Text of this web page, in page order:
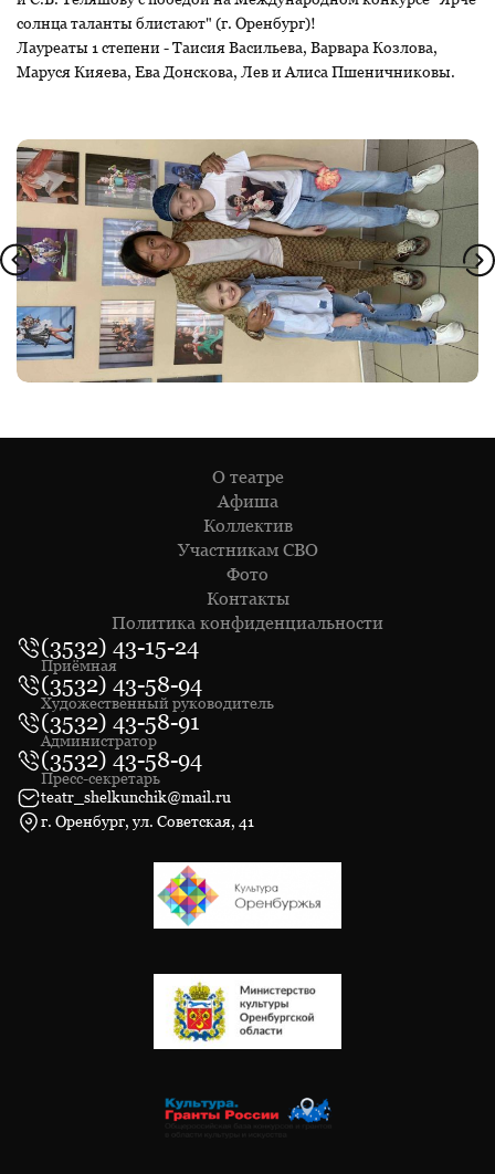
солнца таланты блистают" (г. Оренбург)!
Лауреаты 1 степени - Таисия Васильева, Варвара Козлова,
Маруся Кияева, Ева Донскова, Лев и Алиса Пшеничниковы.
О театре
Афиша
Коллектив
Участникам СВО
Фото
Контакты
Политика конфиденциальности
(3532) 43-15-24
Приёмная
(3532) 43-58-94
Художественный руководитель
(3532) 43-58-91
Администратор
(3532) 43-58-94
Пресс-секретарь
teatr_shelkunchik@mail.ru
г. Оренбург, ул. Советская, 41